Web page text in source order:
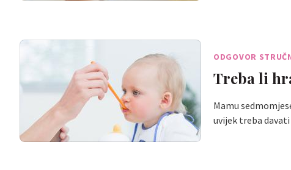
ODGOVOR
Treba li
Mamu
uvijek treba